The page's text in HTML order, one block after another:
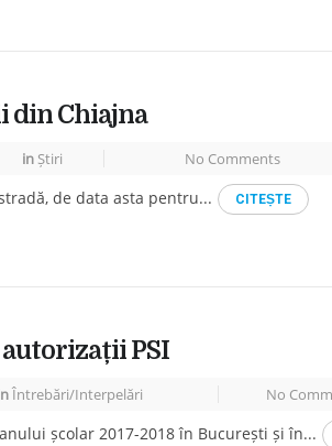
din Chiajna
in Știri No Comments
de data asta pentru... CITEṢTE
PSI
Întrebări/Interpelări No
școlar 2017-2018 în București și în...